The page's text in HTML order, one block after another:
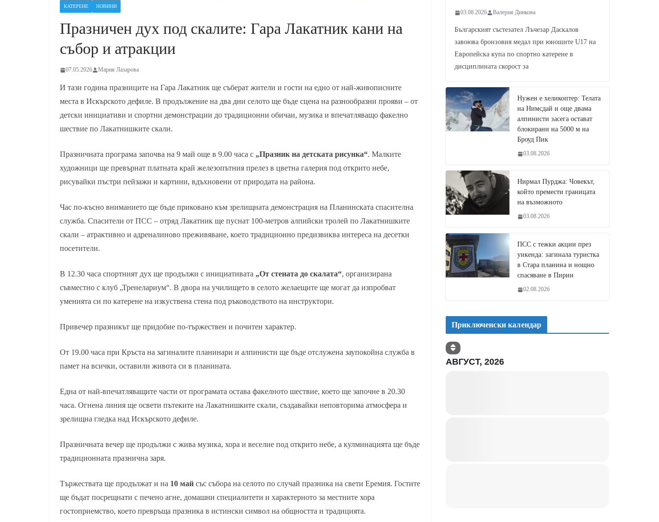
КАТЕРЕНЕ НОВИНИ
Празничен дух под скалите: Гара Лакатник кани на
събор и атракции
07.05.2026 Мария Лазарова
И тази година празниците на Гара Лакатник ще съберат жители и гости на едно от най-живописните
места в Искърското дефиле. В продължение на два дни селото ще бъде сцена на разнообразни прояви – от
детски инициативи и спортни демонстрации до традиционни обичаи, музика и впечатляващо факелно
шествие по Лакатнишките скали.
Празничната програма започва на 9 май още в 9.00 часа с „Празник на детската рисунка“. Малките
художници ще превърнат платната край железопътния прелез в цветна галерия под открито небе,
рисувайки пъстри пейзажи и картини, вдъхновени от природата на района.
Час по-късно вниманието ще бъде приковано към зрелищната демонстрация на Планинската спасителна
служба. Спасители от ПСС – отряд Лакатник ще пуснат 100-метров алпийски тролей по Лакатнишките
скали – атрактивно и адреналиново преживяване, което традиционно предизвиква интереса на десетки
посетители.
В 12.30 часа спортният дух ще продължи с инициативата „От стената до скалата“, организирана
съвместно с клуб „Тренелариум“. В двора на училището в селото желаещите ще могат да изпробват
уменията си по катерене на изкуствена стена под ръководството на инструктори.
Привечер празникът ще придобие по-тържествен и почитен характер.
От 19.00 часа при Кръста на загиналите планинари и алпинисти ще бъде отслужена заупокойна служба в
памет на всички, оставили живота си в планината.
Една от най-впечатляващите части от програмата остава факелното шествие, което ще започне в 20.30
часа. Огнена линия ще освети пътеките на Лакатнишките скали, създавайки неповторима атмосфера и
зрелищна гледка над Искърското дефиле.
Празничната вечер ще продължи с жива музика, хора и веселие под открито небе, а кулминацията ще бъде
традиционната празнична заря.
Тържествата ще продължат и на 10 май със събора на селото по случай празника на свети Еремия. Гостите
ще бъдат посрещнати с печено агне, домашни специалитети и характерното за местните хора
гостоприемство, което превръща празника в истински символ на общността и традицията.
03.08.2026 Валерия Динкова
Българският състезател Лъчезар Даскалов
завоюва бронзовия медал при юношите U17 на
Европейска купа по спортно катерене в
дисциплината скорост за
Нужен е хеликоптер: Телата
на Нимсдай и още двама
алпинисти засега остават
блокирани на 5000 м на
Броуд Пик
03.08.2026
Нирмал Пурджа: Човекът,
който премести границата
на възможното
03.08.2026
ПСС с тежки акции през
уикенда: загинала туристка
в Стара планина и нощно
спасяване в Пирин
02.08.2026
Приключенски календар
АВГУСТ, 2026